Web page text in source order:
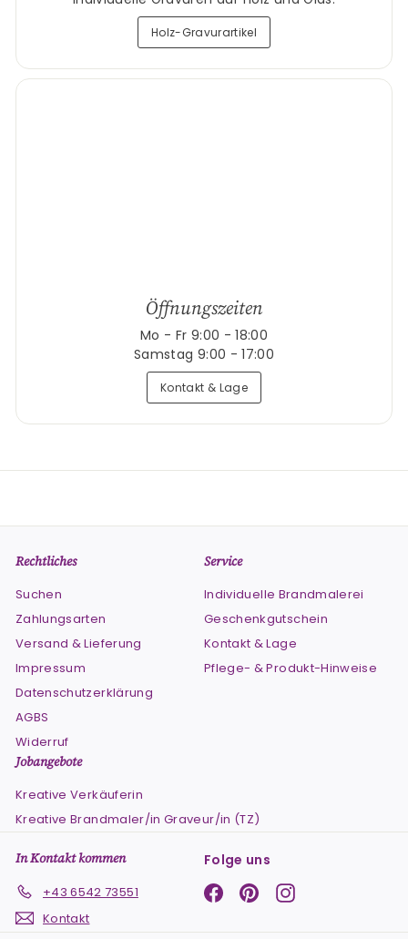
Holz-Gravurartikel
Öffnungszeiten
Mo - Fr 9:00 - 18:00
Samstag 9:00 - 17:00
Kontakt & Lage
Rechtliches
Suchen
Zahlungsarten
Versand & Lieferung
Impressum
Datenschutzerklärung
AGBS
Widerruf
Service
Individuelle Brandmalerei
Geschenkgutschein
Kontakt & Lage
Pflege- & Produkt-Hinweise
Jobangebote
Kreative Verkäuferin
Kreative Brandmaler/in Graveur/in (TZ)
In Kontakt kommen
+43 6542 73551
Kontakt
Folge uns
Facebook
PinterestInstagram